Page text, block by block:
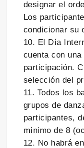
designar el
Los
condicionar su
10. El Día
cuenta con
participación.
selección del
11. Todos los
grupos de
participantes,
mínimo de 8
12. No habrá